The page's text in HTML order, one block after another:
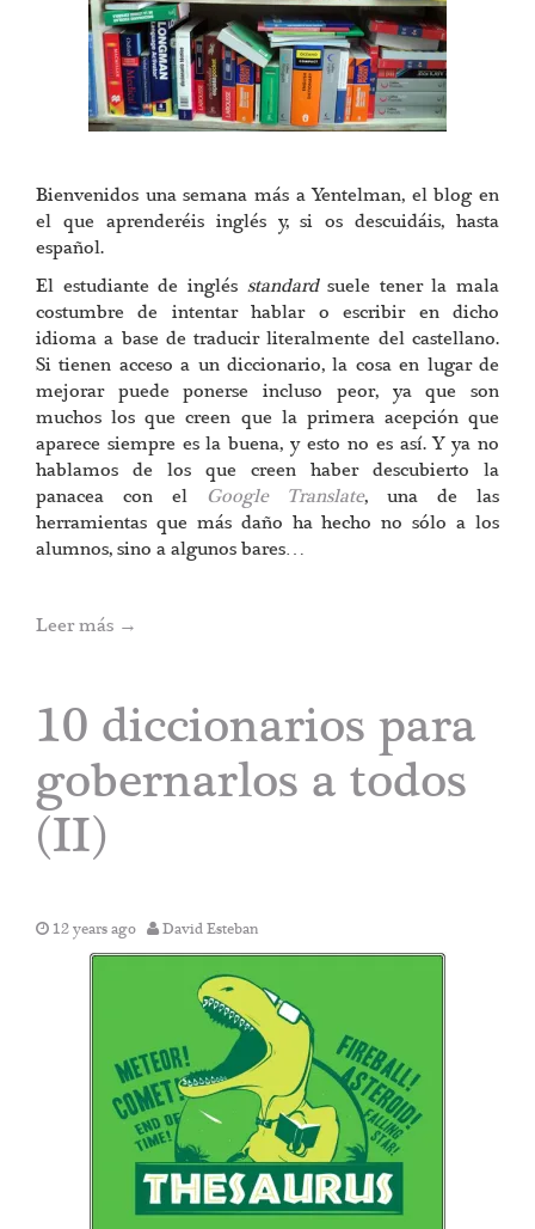
Bienvenidos una semana más a Yentelman, el blog en
el que aprenderéis inglés y, si os descuidáis, hasta
español.
El estudiante de inglés standardsuele tener la mala
costumbre de intentar hablar o escribir en dicho
idioma a base de traducir literalmente del castellano.
Si tienen acceso a un diccionario, la cosa en lugar de
mejorar puede ponerse incluso peor, ya que son
muchos los que creen que la primera acepción que
aparece siempre es la buena, y esto no es así. Y ya no
hablamos de los que creen haber descubierto la
panacea con el Google Translate, una de las
herramientas que más daño ha hecho no sólo a los
alumnos, sino a algunos bares…
Leer más →
10 diccionarios para
gobernarlos a todos
(II)
12 years ago David Esteban